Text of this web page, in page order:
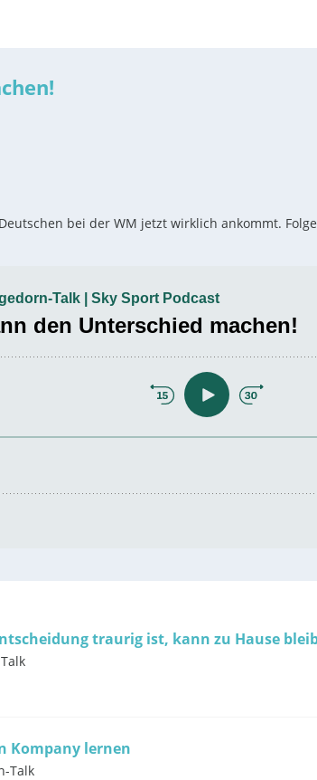
bei der WM jetzt wirklich ankommt.
traurig ist, kann zu Hause
Kompany lernen
Talk